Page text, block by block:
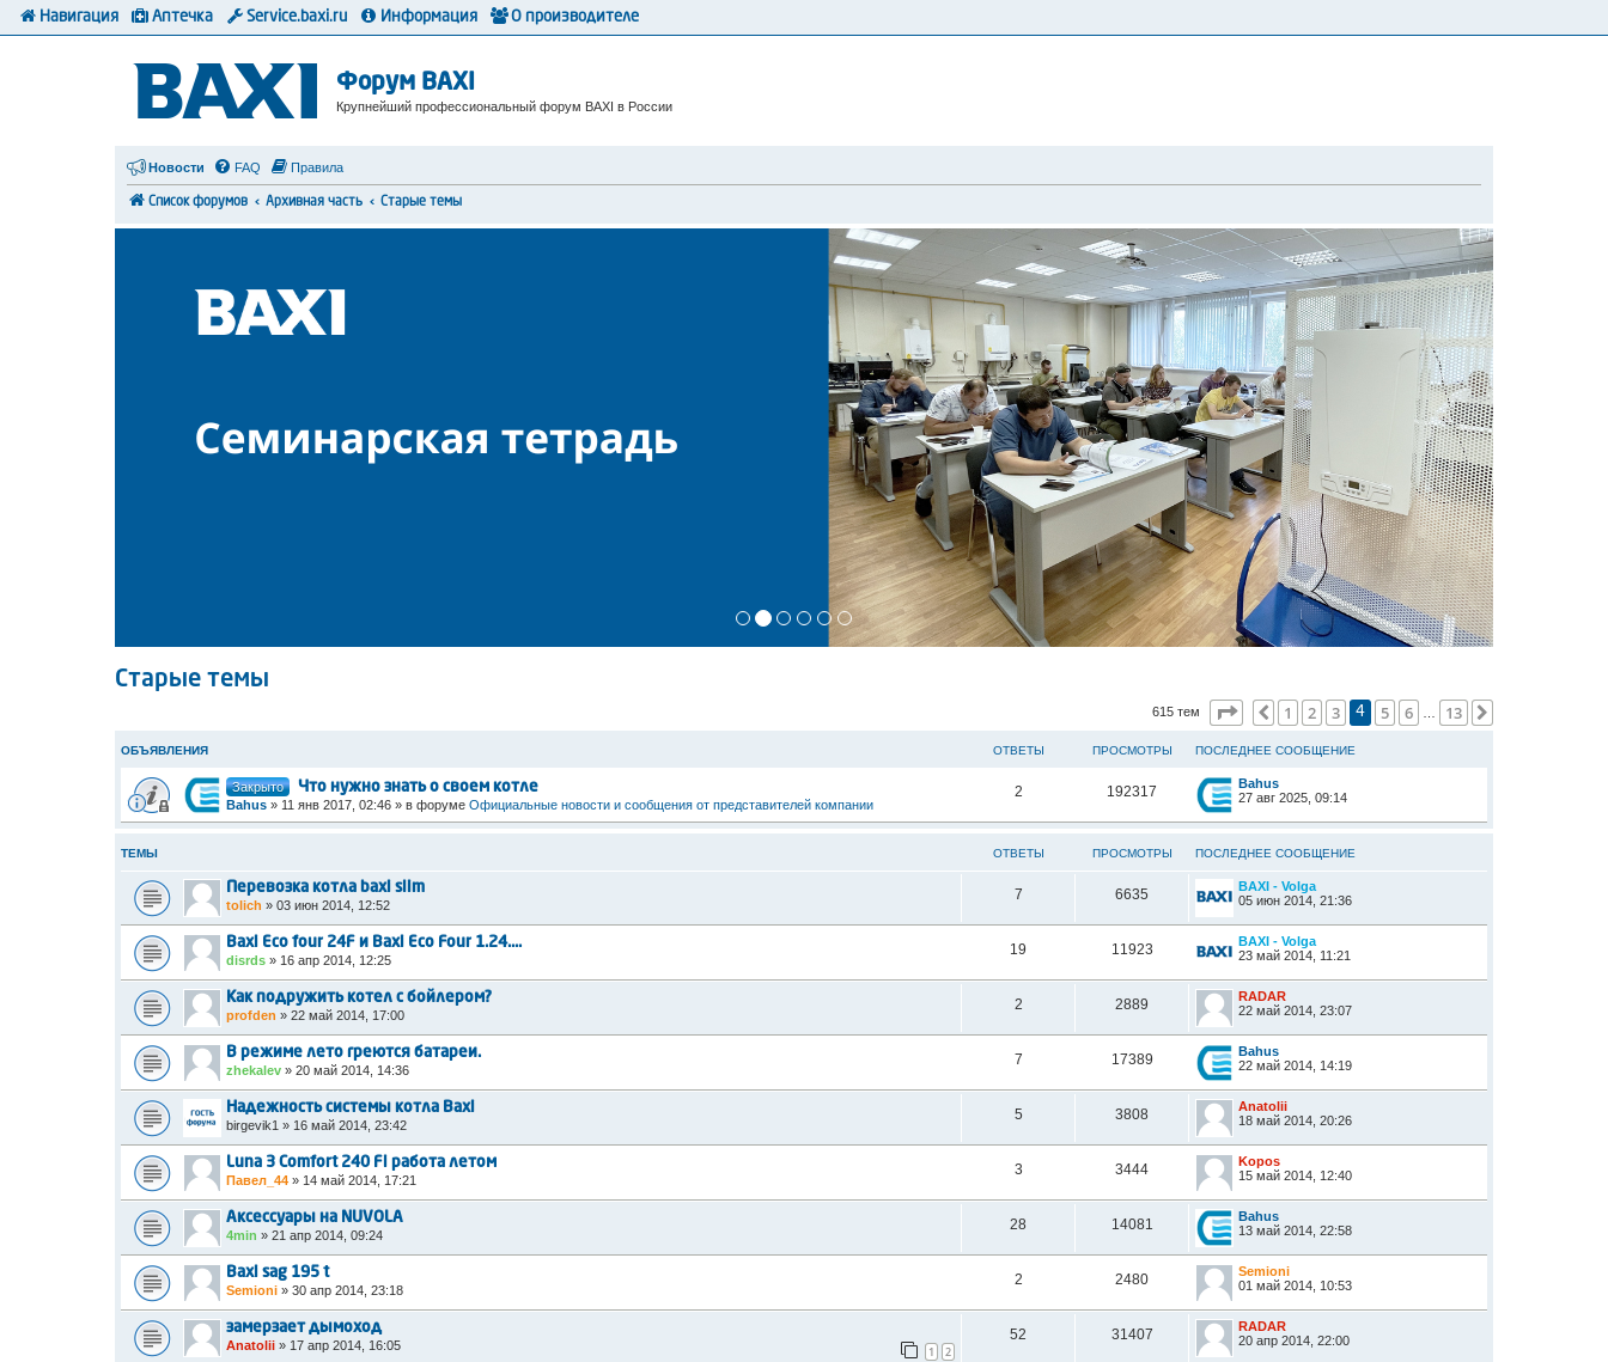
Форум BAXI
Крупнейший профессиональный форум BAXI в России
Новости FAQ Правила
Список форумов Архивная часть Старые темы
Старые темы
615 тем Страница из 13
Пред.
1 2 3 4 5 6 13
ОБЪЯВЛЕНИЯ ОТВЕТЫ ПРОСМОТРЫ ПОСЛЕДНЕЕ СООБЩЕНИЕ
Закрыто Что нужно знать о своем котле
Bahus » 11 янв 2017, 02:46 » в форуме Официальные новости и сообщения от представителей компании
2 192317
Bahus
27 авг 2025, 09:14
ТЕМЫ ОТВЕТЫ ПРОСМОТРЫ ПОСЛЕДНЕЕ СООБЩЕНИЕ
Перевозка котла baxi slim
tolich » 03 июн 2014, 12:52
7 6635
BAXI - Volga
05 июн 2014, 21:36
Baxi Eco four 24F и Baxi Eco Four 1.24....
disrds » 16 апр 2014, 12:25
19 11923
BAXI - Volga
23 май 2014, 11:21
Как подружить котел с бойлером?
profden » 22 май 2014, 17:00
2 2889
RADAR
22 май 2014, 23:07
В режиме лето греются батареи.
zhekalev » 20 май 2014, 14:36
7 17389
Bahus
22 май 2014, 14:19
Надежность системы котла Baxi
birgevik1 » 16 май 2014, 23:42
5 3808
Anatolii
18 май 2014, 20:26
Luna 3 Comfort 240 Fi работа летом
Павел_44 » 14 май 2014, 17:21
3 3444
Kopos
15 май 2014, 12:40
Аксессуары на NUVOLA
4min » 21 апр 2014, 09:24
28 14081
Bahus
13 май 2014, 22:58
Baxi sag 195 t
Semioni » 30 апр 2014, 23:18
2 2480
Semioni
01 май 2014, 10:53
замерзает дымоход
Anatolii » 17 апр 2014, 16:05 1 2
52 31407
RADAR
20 апр 2014, 22:00
Навигация Аптечка Service.baxi.ru Информация О производителе